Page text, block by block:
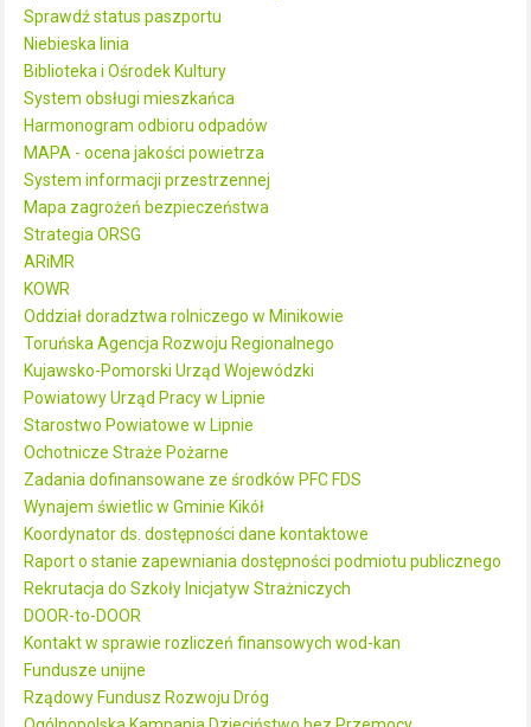
Sprawdź status paszportu
Niebieska linia
Biblioteka i Ośrodek Kultury
System obsługi mieszkańca
Harmonogram odbioru odpadów
MAPA - ocena jakości powietrza
System informacji przestrzennej
Mapa zagrożeń bezpieczeństwa
Strategia ORSG
ARiMR
KOWR
Oddział doradztwa rolniczego w Minikowie
Toruńska Agencja Rozwoju Regionalnego
Kujawsko-Pomorski Urząd Wojewódzki
Powiatowy Urząd Pracy w Lipnie
Starostwo Powiatowe w Lipnie
Ochotnicze Straże Pożarne
Zadania dofinansowane ze środków PFC FDS
Wynajem świetlic w Gminie Kikół
Koordynator ds. dostępności dane kontaktowe
Raport o stanie zapewniania dostępności podmiotu publicznego
Rekrutacja do Szkoły Inicjatyw Strażniczych
DOOR-to-DOOR
Kontakt w sprawie rozliczeń finansowych wod-kan
Fundusze unijne
Rządowy Fundusz Rozwoju Dróg